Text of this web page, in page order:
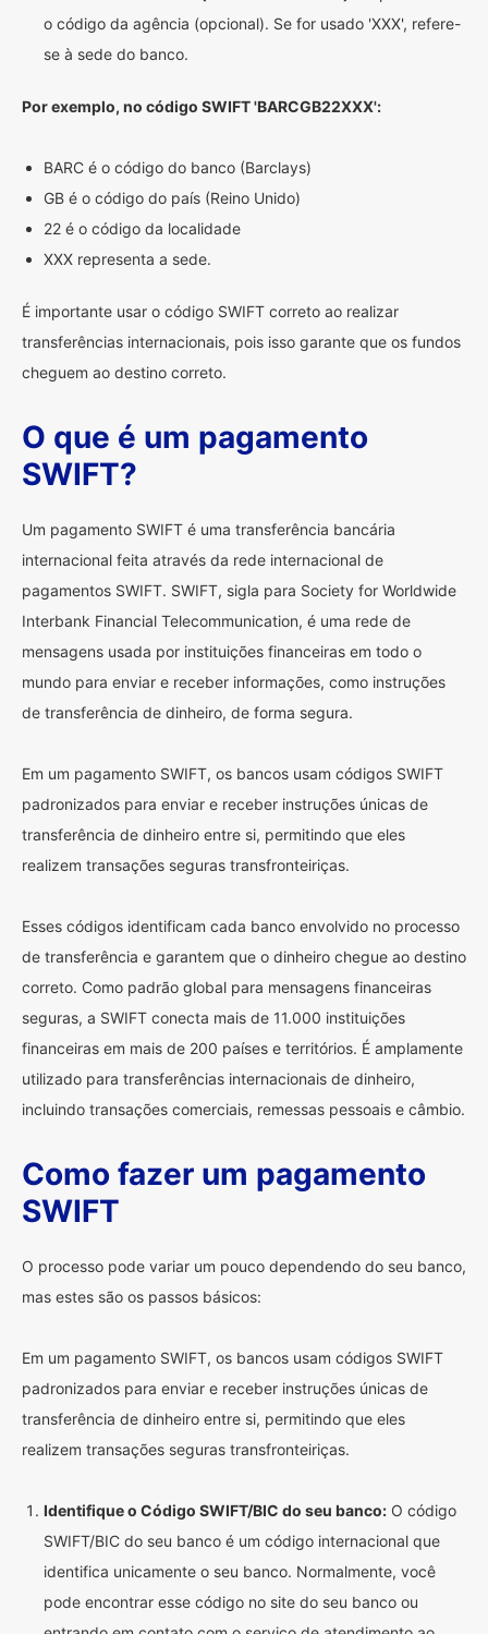
o código da agência (opcional). Se for usado 'XXX', refere-
se à sede do banco.
Por exemplo, no código SWIFT 'BARCGB22XXX':
BARC é o código do banco (Barclays)
GB é o código do país (Reino Unido)
22 é o código da localidade
XXX representa a sede.
É importante usar o código SWIFT correto ao realizar
transferências internacionais, pois isso garante que os fundos
cheguem ao destino correto.
O que é um pagamento
SWIFT?
Um pagamento SWIFT é uma transferência bancária
internacional feita através da rede internacional de
pagamentos SWIFT. SWIFT, sigla para Society for Worldwide
Interbank Financial Telecommunication, é uma rede de
mensagens usada por instituições financeiras em todo o
mundo para enviar e receber informações, como instruções
de transferência de dinheiro, de forma segura.
Em um pagamento SWIFT, os bancos usam códigos SWIFT
padronizados para enviar e receber instruções únicas de
transferência de dinheiro entre si, permitindo que eles
realizem transações seguras transfronteiriças.
Esses códigos identificam cada banco envolvido no processo
de transferência e garantem que o dinheiro chegue ao destino
correto. Como padrão global para mensagens financeiras
seguras, a SWIFT conecta mais de 11.000 instituições
financeiras em mais de 200 países e territórios. É amplamente
utilizado para transferências internacionais de dinheiro,
incluindo transações comerciais, remessas pessoais e câmbio.
Como fazer um pagamento
SWIFT
O processo pode variar um pouco dependendo do seu banco,
mas estes são os passos básicos:
Em um pagamento SWIFT, os bancos usam códigos SWIFT
padronizados para enviar e receber instruções únicas de
transferência de dinheiro entre si, permitindo que eles
realizem transações seguras transfronteiriças.
Identifique o Código SWIFT/BIC do seu banco: O código
SWIFT/BIC do seu banco é um código internacional que
identifica unicamente o seu banco. Normalmente, você
pode encontrar esse código no site do seu banco ou